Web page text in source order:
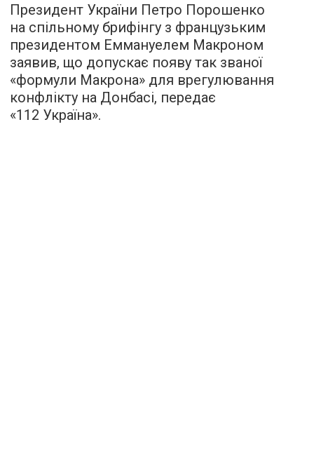
Президент України Петро Порошенко
на спільному брифінгу з французьким
президентом Еммануелем Макроном
заявив, що допускає появу так званої
«формули Макрона» для врегулювання
конфлікту на Донбасі, передає
«112 Україна».